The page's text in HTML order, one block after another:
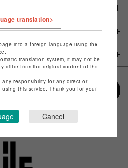
translation>
into a foreign language using the
translation system, it may not be
differ from the original content of the
responsibility for any direct or
using this service. Thank you for your
Cancel